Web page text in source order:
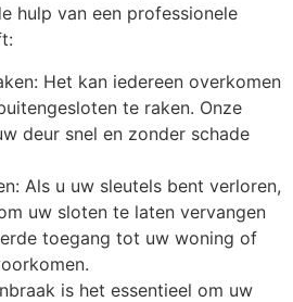
hulp van een professionele
Het kan iedereen overkomen
te raken. Onze
deur snel en zonder schade
Als u uw sleutels bent verloren,
uw sloten te laten vervangen
toegang tot uw woning of
is het essentieel om uw